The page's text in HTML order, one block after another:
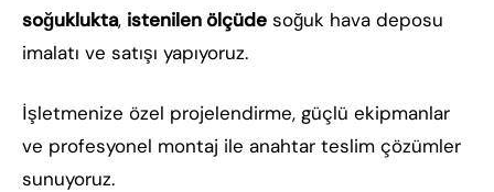
soğuklukta, istenilen ölçüde soğuk hava deposu
imalatı ve satışı yapıyoruz.
İşletmenize özel projelendirme, güçlü ekipmanlar
ve profesyonel montaj ile anahtar teslim çözümler
sunuyoruz.